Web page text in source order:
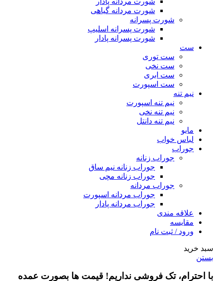
شورت مردانه گیاهی
شورت پسرانه
شورت پسرانه اسلیپ
شورت پسرانه پادار
ست
ست توری
ست نخی
ست ابری
ست اسپورت
نیم تنه
نیم تنه اسپورت
نیم تنه نخی
نیم تنه دانتل
مایو
لباس خواب
جوراب
جوراب زنانه
جوراب زنانه نیم ساق
جوراب زنانه مچی
جوراب مردانه
جوراب مردانه اسپورت
جوراب مردانه پادار
علاقه مندی
مقایسه
ورود / ثبت نام
سبد خرید
بستن
با احترام، تک فروشی نداریم! قیمت ها بصورت عمده